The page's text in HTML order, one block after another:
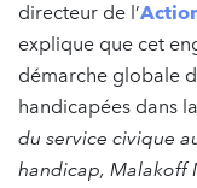
directeur de l’
explique que cet
démarche globale
handicapées dans
du service civique
handicap, Malakoff